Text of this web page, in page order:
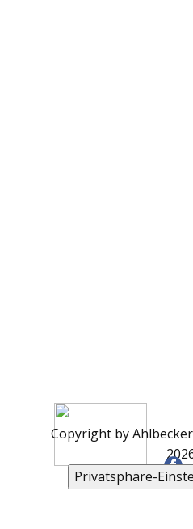
Copyright by
Privatsphäre-